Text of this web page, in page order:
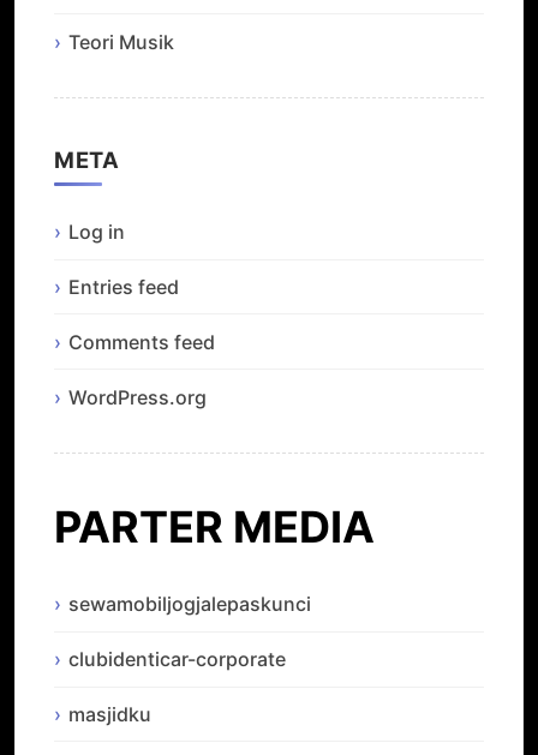
Teori Musik
META
Log in
Entries feed
Comments feed
WordPress.org
PARTER MEDIA
sewamobiljogjalepaskunci
clubidenticar-corporate
masjidku